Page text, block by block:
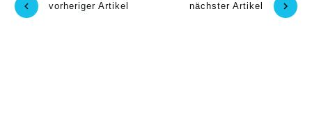
vorheriger Artikel nächster Artikel